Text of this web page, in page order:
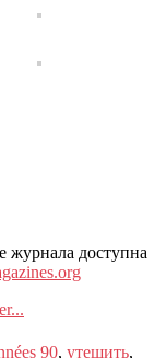
журнала доступна
90, утешить,